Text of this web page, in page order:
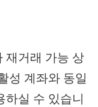
재거래 가능 상
성 계좌와 동일
하실 수 있습니